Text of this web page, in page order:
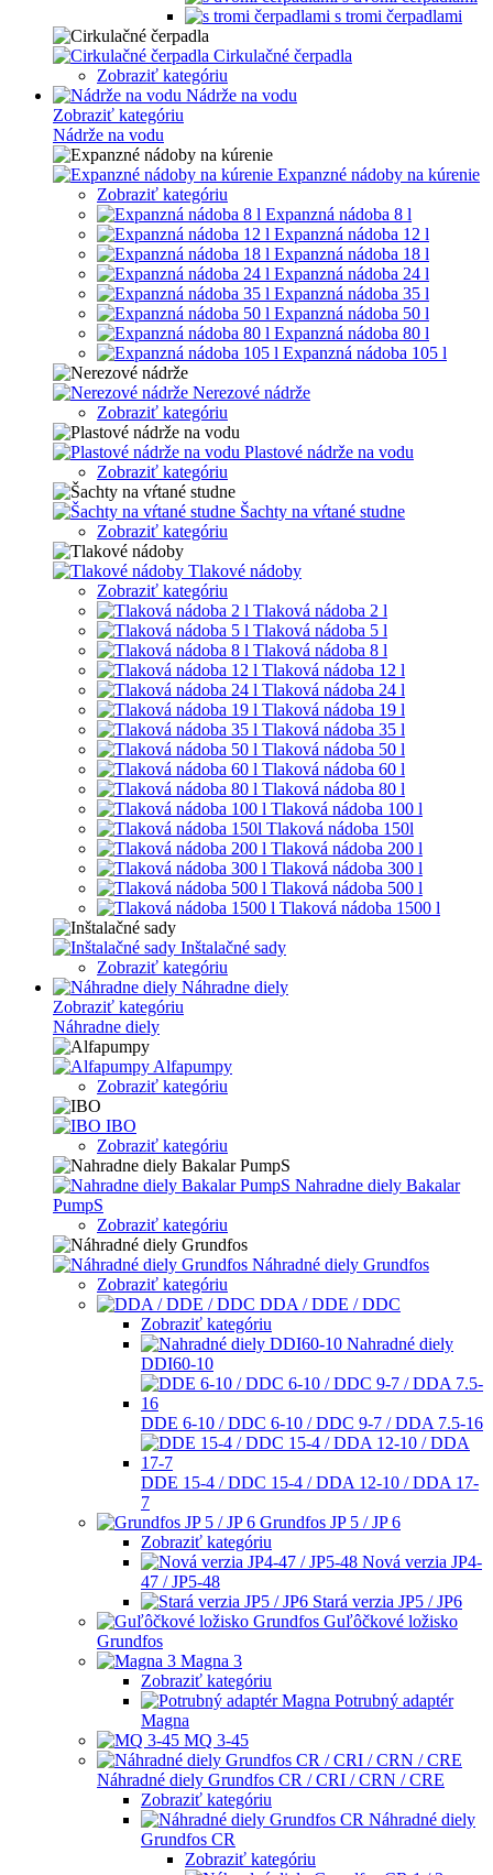
s tromi čerpadlami
Cirkulačné čerpadla
Zobraziť kategóriu
Nádrže na vodu
Zobraziť kategóriu
Nádrže na vodu
Expanzné nádoby na kúrenie
Zobraziť kategóriu
Expanzná nádoba 8 l
Expanzná nádoba 12 l
Expanzná nádoba 18 l
Expanzná nádoba 24 l
Expanzná nádoba 35 l
Expanzná nádoba 50 l
Expanzná nádoba 80 l
Expanzná nádoba 105 l
Nerezové nádrže
Zobraziť kategóriu
Plastové nádrže na vodu
Zobraziť kategóriu
Šachty na vŕtané studne
Zobraziť kategóriu
Tlakové nádoby
Zobraziť kategóriu
Tlaková nádoba 2 l
Tlaková nádoba 5 l
Tlaková nádoba 8 l
Tlaková nádoba 12 l
Tlaková nádoba 24 l
Tlaková nádoba 19 l
Tlaková nádoba 35 l
Tlaková nádoba 50 l
Tlaková nádoba 60 l
Tlaková nádoba 80 l
Tlaková nádoba 100 l
Tlaková nádoba 150l
Tlaková nádoba 200 l
Tlaková nádoba 300 l
Tlaková nádoba 500 l
Tlaková nádoba 1500 l
Inštalačné sady
Zobraziť kategóriu
Náhradne diely
Zobraziť kategóriu
Náhradne diely
Alfapumpy
Zobraziť kategóriu
IBO
Zobraziť kategóriu
Nahradne diely Bakalar
PumpS
Zobraziť kategóriu
Náhradné diely Grundfos
Zobraziť kategóriu
DDA / DDE / DDC
Zobraziť kategóriu
Nahradné diely
DDI60-10
DDE 6-10 / DDC 6-10 / DDC 9-7 / DDA 7.5-16
DDE 15-4 / DDC 15-4 / DDA 12-10 / DDA 17-
7
Grundfos JP 5 / JP 6
Zobraziť kategóriu
Nová verzia JP4-
47 / JP5-48
Stará verzia JP5 / JP6
Guľôčkové ložisko
Grundfos
Magna 3
Zobraziť kategóriu
Potrubný adaptér
Magna
MQ 3-45
Náhradné diely Grundfos CR / CRI / CRN / CRE
Zobraziť kategóriu
Náhradné diely
Grundfos CR
Zobraziť kategóriu